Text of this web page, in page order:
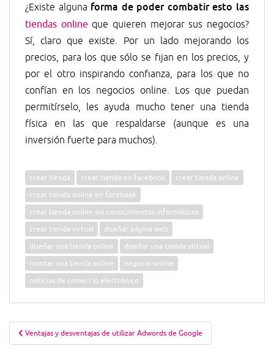
¿Existe alguna forma de poder combatir esto las
tiendas online que quieren mejorar sus negocios?
Sí, claro que existe. Por un lado mejorando los
precios, para los que sólo se fijan en los precios, y
por el otro inspirando confianza, para los que no
confían en los negocios online. Los que puedan
permitírselo, les ayuda mucho tener una tienda
física en las que respaldarse (aunque es una
inversión fuerte para muchos).
crear tienda crear tienda en facebook
crear tienda online
crear tienda online en facebook
crear tienda online sin conocimientos informáticos
crear tienda virtual
diseñar página web
diseñar una tienda online
diseñar una tienda virtual
montar una tienda online
negocio online
noticias de comercio electrónico
Navegación
de
Ventajas y desventajas de utilizar Adwords de Google